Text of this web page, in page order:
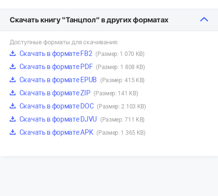
Скачать книгу “Танцпол” в других форматах
Доступные форматы для скачивания:
Скачать в формате FB2 (Размер: 1 070 KB)
Скачать в формате PDF (Размер: 1 808 KB)
Скачать в формате EPUB (Размер: 415 KB)
Скачать в формате ZIP (Размер: 141 KB)
Скачать в формате DOC (Размер: 2 103 KB)
Скачать в формате DJVU (Размер: 711 KB)
Скачать в формате APK (Размер: 1 365 KB)